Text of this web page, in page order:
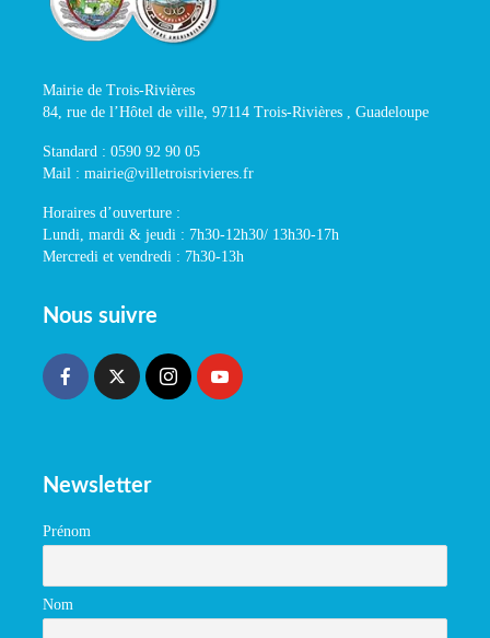
Mairie de Trois-Rivières
84, rue de l’Hôtel de ville, 97114 Trois-Rivières , Guadeloupe
Standard : 0590 92 90 05
Mail : mairie@villetroisrivieres.fr
Horaires d’ouverture :
Lundi, mardi & jeudi : 7h30-12h30/ 13h30-17h
Mercredi et vendredi : 7h30-13h
Nous suivre
Newsletter
Prénom
Nom